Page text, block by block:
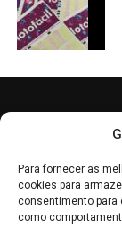
Para fornecer as
cookies para
consentimento para
como